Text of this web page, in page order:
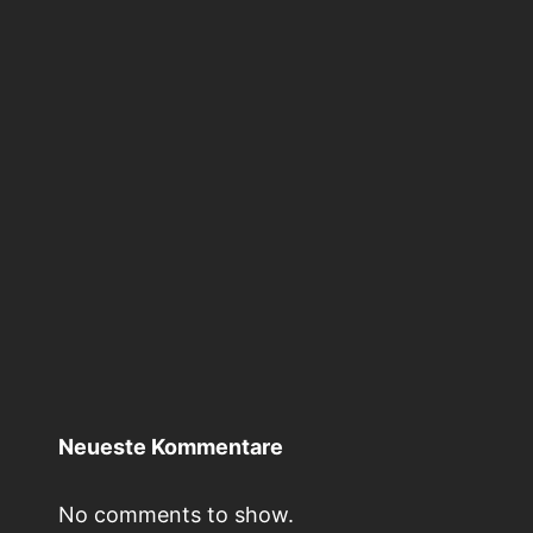
Neueste Kommentare
No comments to show.